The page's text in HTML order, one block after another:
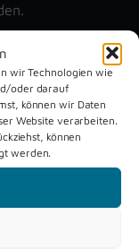
wir Technologien wie
oder darauf
können wir Daten
Website verarbeiten.
können
werden.
Dreckburg